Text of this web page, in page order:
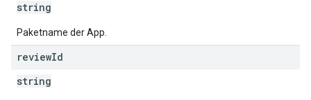
string
Paketname der App.
reviewId
string